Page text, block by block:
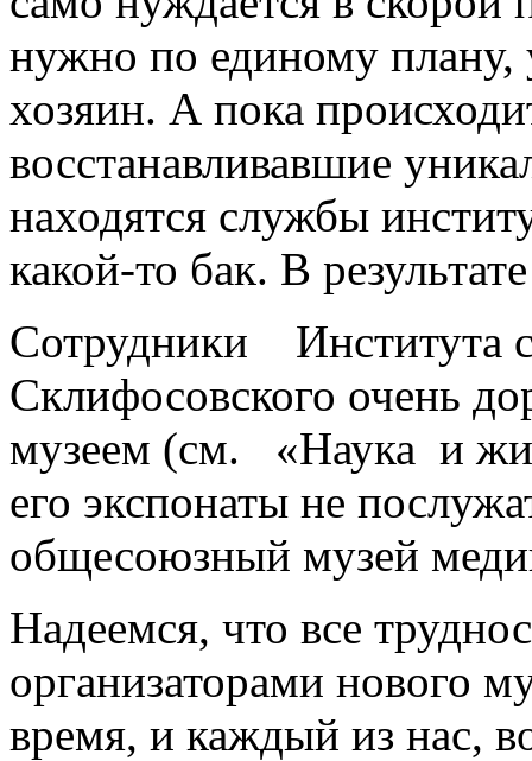
нужно по единому
хозяин. А пока
восстанавливавшие
находятся службы
какой-то бак. В
Сотрудники Института
Склифосовского очень
музеем (см. «Наука и
его экспонаты не
общесоюзный музей
Надеемся, что все
организаторами нового
время, и каждый из нас,